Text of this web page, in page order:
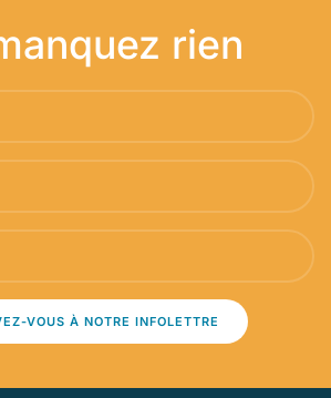
rien
VOUS À NOTRE INFOLETTRE